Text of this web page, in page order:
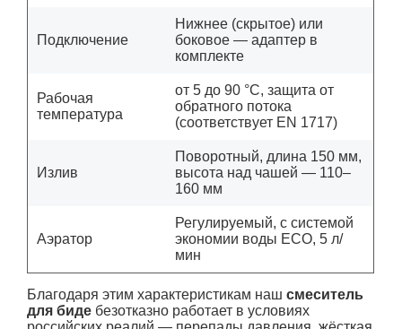
Подключение
Нижнее (скрытое) или
боковое — адаптер в
комплекте
Рабочая
температура
от 5 до 90 °C, защита от
обратного потока
(соответствует EN 1717)
Излив
Поворотный, длина 150 мм,
высота над чашей — 110–
160 мм
Аэратор
Регулируемый, с системой
экономии воды ECO, 5 л/
мин
Благодаря этим характеристикам нашсмеситель
для биде безотказно работает в условиях